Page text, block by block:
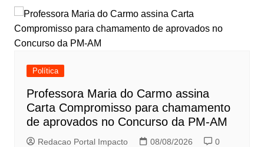
Política
Professora Maria do Carmo assina
Carta Compromisso para chamamento
de aprovados no Concurso da PM-AM
Redacao Portal Impacto 08/08/2026 0